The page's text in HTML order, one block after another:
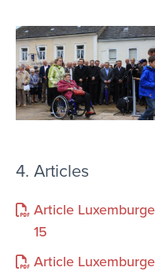
4. Articles
Article
15
Article